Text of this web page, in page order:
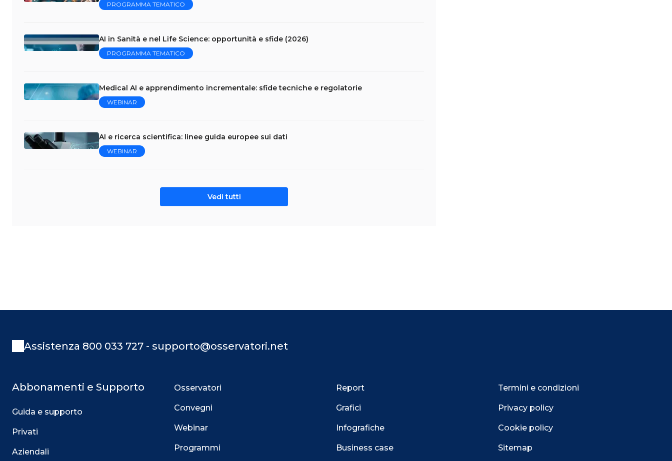
PROGRAMMA TEMATICO
AI in Sanità e nel Life Science: opportunità e sfide (2026)
PROGRAMMA TEMATICO
Medical AI e apprendimento incrementale: sfide tecniche e regolatorie
WEBINAR
AI e ricerca scientifica: linee guida europee sui dati
WEBINAR
Vedi tutti
Assistenza 800 033 727 - supporto@osservatori.net
Abbonamenti e Supporto
Guida e supporto
Privati
Aziendali
Osservatori
Convegni
Webinar
Programmi
Report
Grafici
Infografiche
Business case
Termini e condizioni
Privacy policy
Cookie policy
Sitemap